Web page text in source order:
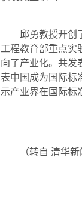
邱勇教授开创
工程教育部重点实
向了产业化。共发
表中国成为国际标
示产业界在国际标
（转自 清华新